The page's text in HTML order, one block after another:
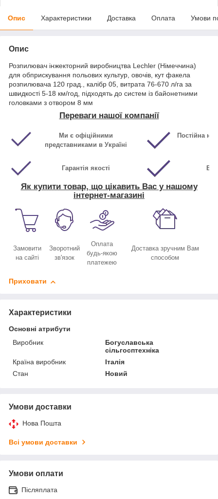
Опис Характеристики Доставка Оплата Умови
Опис
Розпилювач інжекторний виробництва Lechler (Німеччина)
для обприскування польових культур, овочів, кут факела
розпилювача 120 град., калібр 05, витрата 76-670 л/га за
швидкості 5-18 км/год, підходять до систем із байонетними
головками з отвором 8 мм
Переваги нашої компанії
Ми є офіційними
представниками в Україні
Постійна
Гарантія якості
Як купити товар, що цікавить Вас у нашому
інтернет-магазині
Замовити
на сайті
Зворотний
зв'язок
Оплата
будь-якою
платежею
Доставка зручним Вам
способом
Приховати
Характеристики
Основні атрибути
Виробник
Богуславська
сільгосптехніка
Країна виробник
Італія
Стан
Новий
Умови доставки
Нова Пошта
Всі умови доставки
Умови оплати
Післяплата